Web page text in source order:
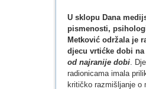
U sklopu Dana
pismenosti,
Metković održala je
djecu vrtićke dobi na
od najranije dobi.
radionicama imala
kritičko razmišljanje o